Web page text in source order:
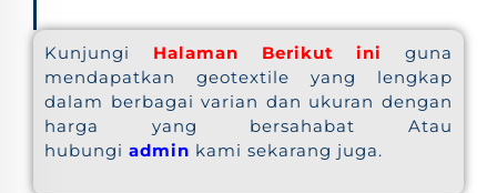
Kunjungi Halaman Berikut ini
guna
mendapatkan geotextile yang lengkap
dalam berbagai varian dan ukuran dengan
harga yang bersahabat Atau
hubungi admin kami sekarang juga.